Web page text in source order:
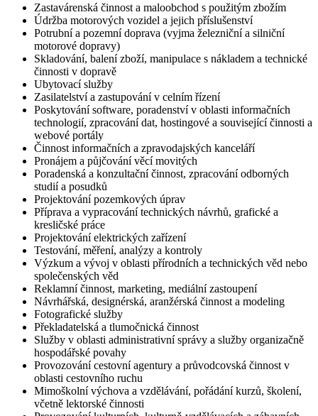
Zastavárenská činnost a maloobchod s použitým zbožím
Údržba motorových vozidel a jejich příslušenství
Potrubní a pozemní doprava (vyjma železniční a silniční
motorové dopravy)
Skladování, balení zboží, manipulace s nákladem a technické
činnosti v dopravě
Ubytovací služby
Zasilatelství a zastupování v celním řízení
Poskytování software, poradenství v oblasti informačních
technologií, zpracování dat, hostingové a související činnosti a
webové portály
Činnost informačních a zpravodajských kanceláří
Pronájem a půjčování věcí movitých
Poradenská a konzultační činnost, zpracování odborných
studií a posudků
Projektování pozemkových úprav
Příprava a vypracování technických návrhů, grafické a
kresličské práce
Projektování elektrických zařízení
Testování, měření, analýzy a kontroly
Výzkum a vývoj v oblasti přírodních a technických věd nebo
společenských věd
Reklamní činnost, marketing, mediální zastoupení
Návrhářská, designérská, aranžérská činnost a modeling
Fotografické služby
Překladatelská a tlumočnická činnost
Služby v oblasti administrativní správy a služby organizačně
hospodářské povahy
Provozování cestovní agentury a průvodcovská činnost v
oblasti cestovního ruchu
Mimoškolní výchova a vzdělávání, pořádání kurzů, školení,
včetně lektorské činnosti